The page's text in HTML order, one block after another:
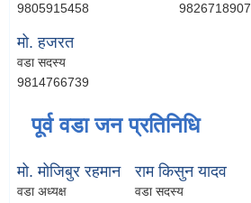
9805915458
9826718907
मो. हजरत
वडा सदस्य
9814766739
पूर्व वडा जन प्रतिनिधि
मो‍. मोजिबुर रहमान
वडा अध्यक्ष
राम किसुन यादव
वडा सदस्य